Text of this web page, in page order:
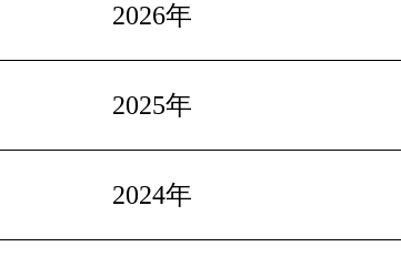
2026年
2025年
2024年